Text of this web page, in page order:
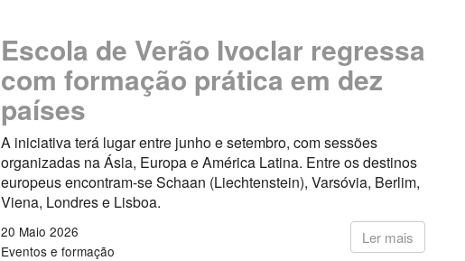
Escola de Verão Ivoclar regressa
com formação prática em dez
países
A iniciativa terá lugar entre junho e setembro, com sessões
organizadas na Ásia, Europa e América Latina. Entre os destinos
europeus encontram-se Schaan (Liechtenstein), Varsóvia, Berlim,
Viena, Londres e Lisboa.
Ler mais
20 Maio 2026
Eventos e formação